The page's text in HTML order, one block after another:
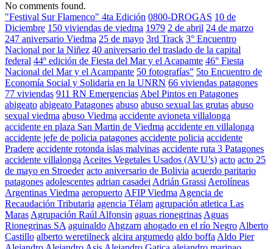
No comments found.
"Festival Sur Flamenco" 4ta Edición 0800-DROGAS 10 de
Diciembre 150 viviendas de viedma 1979 2 de abril 24 de marzo
247 aniversario Viedma 25 de mayo 3rd Track 3° Encuentro
Nacional por la Niñez 40 aniversario del traslado de la capital
federal 44º edición de Fiesta del Mar y el Acapamte 46° Fiesta
Nacional del Mar y el Acampante 50 fotografías” 5to Encuentro de
Economía Social y Solidaria en la UNRN 66 viviendas patagones
77 viviendas 911 RN Emergencias Abel Pintos en Patagones
abigeato abigeato Patagones abuso abuso sexual las grutas abuso
sexual viedma abuso Viedma accidente avioneta villalonga
accidente en plaza San Martin de Viedma accidente en villalonga
accidente jefe de policia patagones accidente policia accidente
Pradere accidente rotonda islas malvinas accidente ruta 3 Patagones
accidente villalonga Aceites Vegetales Usados (AVU’s) acto acto 25
de mayo en Stroeder acto aniversario de Bolivia acuerdo paritario
patagones adolescentes adrian casadei Adrián Grassi Aerolíneas
Argentinas Viedma aeropuerto AFIP Viedma Agencia de
Recaudación Tributaria agencia Télam agrupación atletica Las
Maras Agrupación Raúl Alfonsin aguas rionegrinas Aguas
Rionegrinas SA aguinaldo Ahgzarn ahogado en el río Negro Alberto
Castillo alberto weretilneck alcira argumedo aldo boffa Aldo Pier